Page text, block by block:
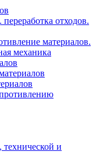
отходов.
материалов.
механика
технической и